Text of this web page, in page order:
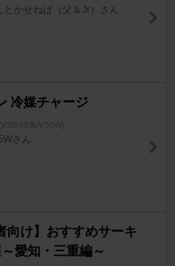
とかせねば（父＆Jr）さん
冷媒チャージ
[V20/40系/V55W]
さん
向け】おすすめサーキ
愛知・三重編～